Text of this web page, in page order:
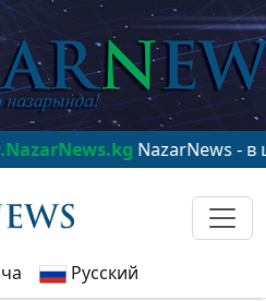
NazarNews - в центре
Русский